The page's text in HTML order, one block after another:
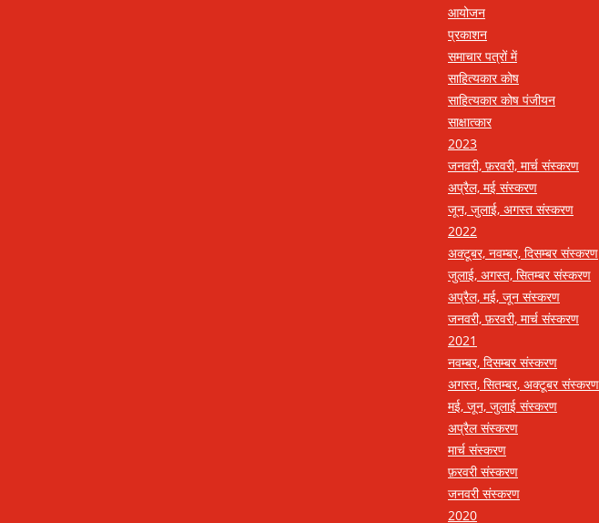
आयोजन
प्रकाशन
समाचार पत्रों में
साहित्यकार कोष
साहित्यकार कोष पंजीयन
साक्षात्कार
2023
जनवरी, फ़रवरी, मार्च संस्करण
अप्रैल, मई संस्करण
जून, जुलाई, अगस्त संस्करण
2022
अक्टूबर, नवम्बर, दिसम्बर संस्करण
जुलाई, अगस्त, सितम्बर संस्करण
अप्रैल, मई, जून संस्करण
जनवरी, फ़रवरी, मार्च संस्करण
2021
नवम्बर, दिसम्बर संस्करण
अगस्त, सितम्बर, अक्टूबर संस्करण
मई, जून, जुलाई संस्करण
अप्रैल संस्करण
मार्च संस्करण
फ़रवरी संस्करण
जनवरी संस्करण
2020